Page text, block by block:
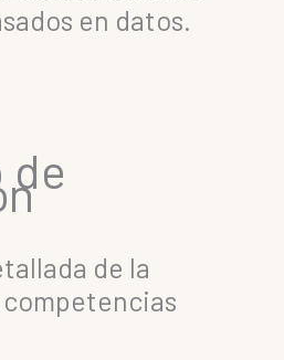
en datos.
de
de la